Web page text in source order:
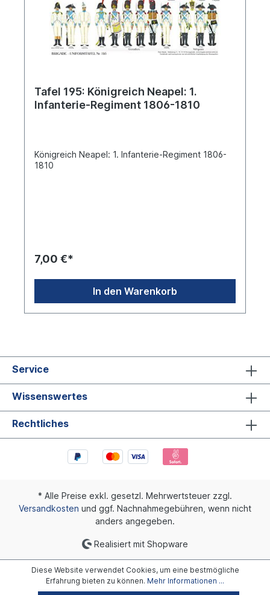
Tafel 195: Königreich Neapel: 1.
Infanterie-Regiment 1806-1810
Königreich Neapel: 1. Infanterie-Regiment 1806-
1810
7,00 €*
In den Warenkorb
Service
Wissenswertes
Rechtliches
* Alle Preise exkl. gesetzl. Mehrwertsteuer zzgl.
Versandkosten und ggf. Nachnahmegebühren, wenn nicht
anders angegeben.
Realisiert mit Shopware
Diese Website verwendet Cookies, um eine bestmögliche
Erfahrung bieten zu können. Mehr Informationen ...